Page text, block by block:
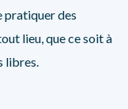
pratiquer des
lieu, que ce soit à
libres.